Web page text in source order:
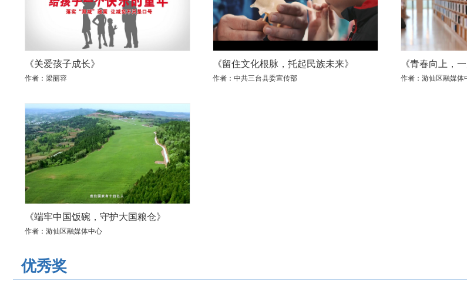
《关爱孩子成长》
作者：梁丽容
《留住文化根脉，托起民族未来》
作者：中共三台县委宣传部
《青春向上，
作者：游仙区融媒体
《端牢中国饭碗，守护大国粮仓》
作者：游仙区融媒体中心
优秀奖